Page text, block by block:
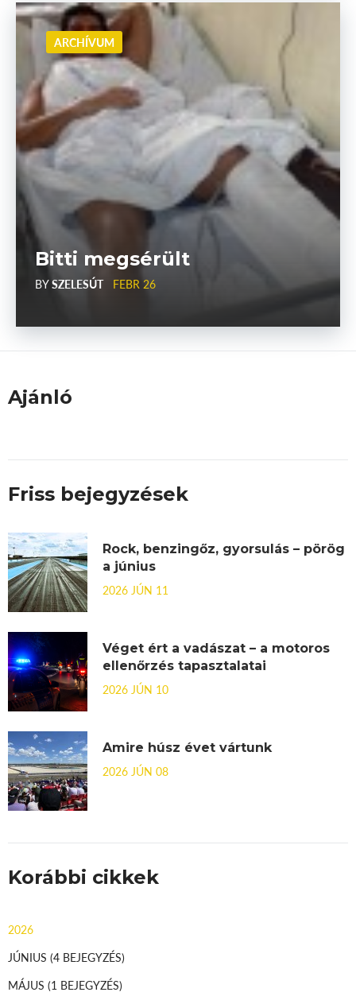
ARCHÍVUM
Bitti megsérült
BYSZELESÚT FEBR 26
Ajánló
Friss bejegyzések
Rock, benzingőz, gyorsulás – pörög
a június
2026 JÚN 11
Véget ért a vadászat – a motoros
ellenőrzés tapasztalatai
2026 JÚN 10
Amire húsz évet vártunk
2026 JÚN 08
Korábbi cikkek
2026
JÚNIUS (4 BEJEGYZÉS)
MÁJUS (1 BEJEGYZÉS)